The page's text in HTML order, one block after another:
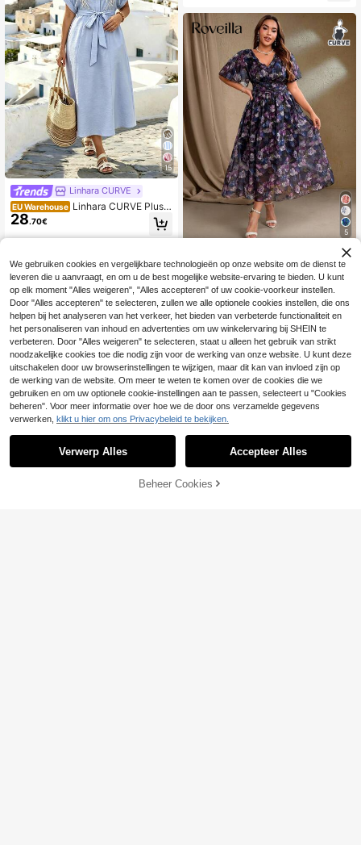
15
Linhara CURVE
EU Warehouse Linhara CURVE Plus S
ize dameszomerjurk met effen kleu
r, imitatie linnen textuur, open voork
ant, modieus elegant parel 3D bloe
wen, zonnestraal zoom, midi-lengt
e, casual dagelijkse date strand vak
antie jurk
28.70€
eerde Taille Lange Jurk
5
EU Warehouse
Roveilla Casual jurk m
et V-hals, korte mouwen en all-over
print in grote maten
29.70€
TOEVOEGEN AAN WINKELWAGEN
We gebruiken cookies en vergelijkbare technologieën op onze website om de dienst te
leveren die u aanvraagt, en om u de best mogelijke website-ervaring te bieden. U kunt
op elk moment "Alles weigeren", "Alles accepteren" of uw cookie-voorkeur instellen.
Door "Alles accepteren" te selecteren, zullen we alle optionele cookies instellen, die ons
helpen bij het analyseren van het verkeer, het bieden van verbeterde functionaliteit en
het personaliseren van inhoud en advertenties om uw winkelervaring bij SHEIN te
verbeteren. Door "Alles weigeren" te selecteren, staat u alleen het gebruik van strikt
noodzakelijke cookies toe die nodig zijn voor de werking van onze website. U kunt deze
uitschakelen door uw browserinstellingen te wijzigen, maar dit kan van invloed zijn op
de werking van de website. Om meer te weten te komen over de cookies die we
gebruiken en om uw optionele cookie-instellingen aan te passen, selecteert u "Cookies
beheren". Voor meer informatie over hoe we de door ons verzamelde gegevens
verwerken, klikt u hier om ons Privacybeleid te bekijken.
Verwerp Alles Accepteer Alles
Beheer Cookies